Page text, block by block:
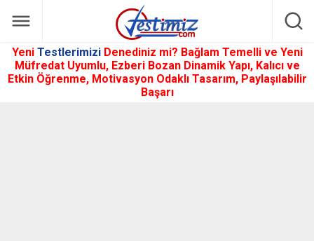
Yeni Testlerimizi Denediniz mi? Bağlam Temelli ve Yeni
Müfredat Uyumlu, Ezberi Bozan Dinamik Yapı, Kalıcı ve
Etkin Öğrenme, Motivasyon Odaklı Tasarım, Paylaşılabilir
Başarı